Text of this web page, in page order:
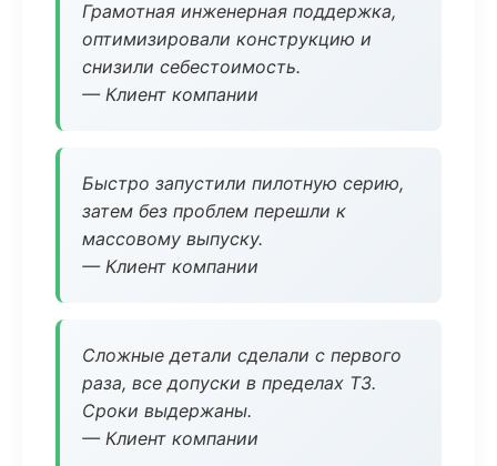
Грамотная инженерная поддержка,
оптимизировали конструкцию и
снизили себестоимость.
— Клиент компании
Быстро запустили пилотную серию,
затем без проблем перешли к
массовому выпуску.
— Клиент компании
Сложные детали сделали с первого
раза, все допуски в пределах ТЗ.
Сроки выдержаны.
— Клиент компании